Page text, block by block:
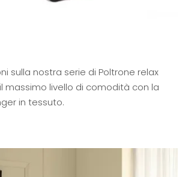
sulla nostra serie di Poltrone relax
massimo livello di comodità con la
in tessuto.